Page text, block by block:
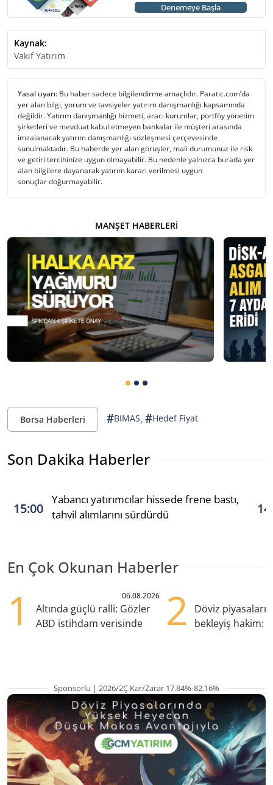
Denemeye Başla
Kaynak:
Vakıf Yatırım
Yasal uyarı: Bu haber sadece bilgilendirme amaçlıdır. Paratic.com’da
yer alan bilgi, yorum ve tavsiyeler yatırım danışmanlığı kapsamında
değildir. Yatırım danışmanlığı hizmeti, aracı kurumlar, portföy yönetim
şirketleri ve mevduat kabul etmeyen bankalar ile müşteri arasında
imzalanacak yatırım danışmanlığı sözleşmesi çerçevesinde
sunulmaktadır. Bu haberde yer alan görüşler, mali durumunuz ile risk
ve getiri tercihinize uygun olmayabilir. Bu nedenle yalnızca burada yer
alan bilgilere dayanarak yatırım kararı verilmesi uygun
sonuçlar doğurmayabilir.
MANŞET HABERLERI
Borsa Haberleri #BIMAS, #Hedef Fiyat
Son Dakika Haberler
15:00
Yabancı yatırımcılar hissede frene bastı,
tahvil alımlarını sürdürdü
En Çok Okunan Haberler
1 06.08.2026
Altında güçlü ralli: Gözler
ABD istihdam verisinde
2
Döviz
bekleyiş hakim:
Sponsorlu | 2026/2Ç Kar/Zarar 17.84%-82.16%